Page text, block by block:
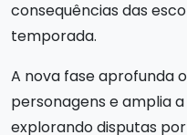
consequências das
temporada.
A nova fase aprofunda
personagens e amplia
explorando disputas